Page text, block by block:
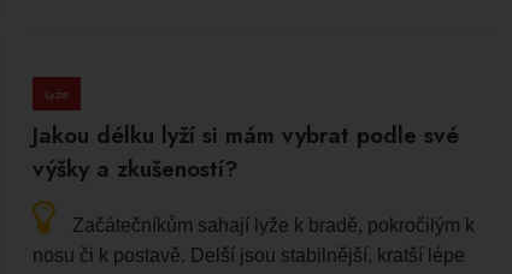
Lyže
Jakou délku lyží si mám vybrat podle své
výšky a zkušeností?
Začátečníkům sahají lyže k bradě, pokročilým k
nosu či k postavě. Delší jsou stabilnější, kratší lépe